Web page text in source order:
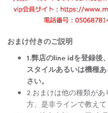
おまけ付きのご説明
1.弊店のline idを登録後
スタイルあるいは機種
さい。
2.おまけは他の種類が
方、是非ラインで教えて